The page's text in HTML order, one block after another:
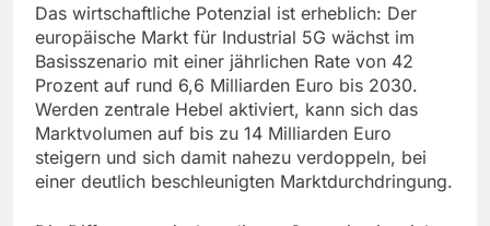
Das wirtschaftliche Potenzial ist erheblich: Der
europäische Markt für Industrial 5G wächst im
Basisszenario mit einer jährlichen Rate von 42
Prozent auf rund 6,6 Milliarden Euro bis 2030.
Werden zentrale Hebel aktiviert, kann sich das
Marktvolumen auf bis zu 14 Milliarden Euro
steigern und sich damit nahezu verdoppeln, bei
einer deutlich beschleunigten Marktdurchdringung.